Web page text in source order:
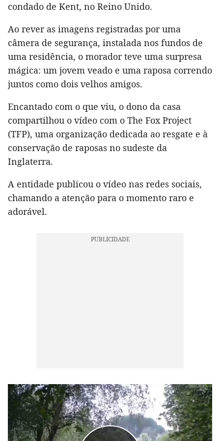
condado de Kent, no Reino Unido.
Ao rever as imagens registradas por uma
câmera de segurança, instalada nos fundos de
uma residência, o morador teve uma surpresa
mágica: um jovem veado e uma raposa correndo
juntos como dois velhos amigos.
Encantado com o que viu, o dono da casa
compartilhou o vídeo com o The Fox Project
(TFP), uma organização dedicada ao resgate e à
conservação de raposas no sudeste da
Inglaterra.
A entidade publicou o vídeo nas redes sociais,
chamando a atenção para o momento raro e
adorável.